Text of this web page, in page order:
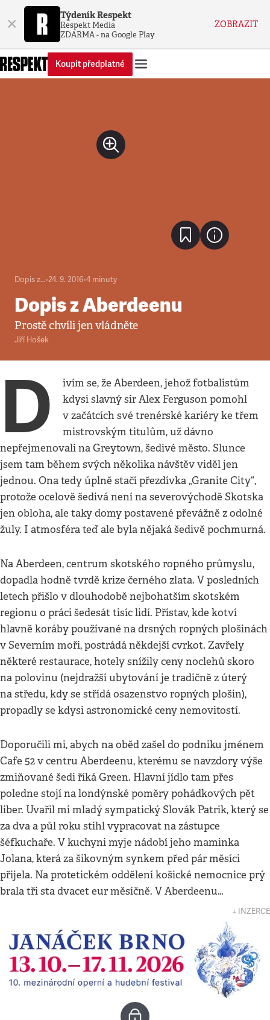
× Týdeník Respekt
Respekt Media
ZDARMA - na Google Play
ZOBRAZIT
Koupit předplatné
Dopis z…•24. 9. 2016•4 minuty
Dopis z Aberdeenu
Prostě chvíli jen vládněte
Jiří Hošek
D
ivím se, že Aberdeen, jehož fotbalistům
kdysi slavný sir Alex Ferguson pomohl
v začátcích své trenérské kariéry ke třem
mistrovským titulům, už dávno
nepřejmenovali na Greytown, šedivé město. Slunce
jsem tam během svých několika návštěv viděl jen
jednou. Ona tedy úplně stačí přezdívka „Granite City“,
protože ocelově šedivá není na severovýchodě Skotska
jen obloha, ale taky domy postavené převážně z odolné
žuly. I atmosféra teď ale byla nějaká šedivě pochmurná.
Na Aberdeen, centrum skotského ropného průmyslu,
dopadla hodně tvrdě krize černého zlata. V posledních
letech přišlo v dlouhodobě nejbohatším skotském
regionu o práci šedesát tisíc lidí. Přístav, kde kotví
hlavně koráby používané na drsných ropných plošinách
v Severním moři, postrádá někdejší cvrkot. Zavřely
některé restaurace, hotely snížily ceny noclehů skoro
na polovinu (nejdražší ubytování je tradičně z úterý
na středu, kdy se střídá osazenstvo ropných plošin),
propadly se kdysi astronomické ceny nemovitostí.
Doporučili mi, abych na oběd zašel do podniku jménem
Cafe 52 v centru Aberdeenu, kterému se navzdory výše
zmiňované šedi říká Green. Hlavní jídlo tam přes
poledne stojí na londýnské poměry pohádkových pět
liber. Uvařil mi mladý sympatický Slovák Patrik, který se
za dva a půl roku stihl vypracovat na zástupce
šéfkuchaře. V kuchyni myje nádobí jeho maminka
Jolana, která za šikovným synkem před pár měsíci
přijela. Na protetickém oddělení košické nemocnice prý
brala tři sta dvacet eur měsíčně. V Aberdeenu…
↓ INZERCE